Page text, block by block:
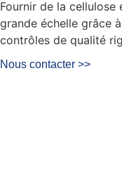
Fournir de la cellulose
grande échelle grâce
contrôles de qualité
Nous contacter >>